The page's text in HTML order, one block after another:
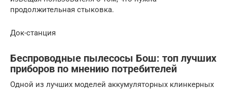
продолжительная стыковка.
Док-станция
Беспроводные пылесосы Бош: топ лучших
приборов по мнению потребителей
Одной из лучших моделей аккумуляторных клинкерных